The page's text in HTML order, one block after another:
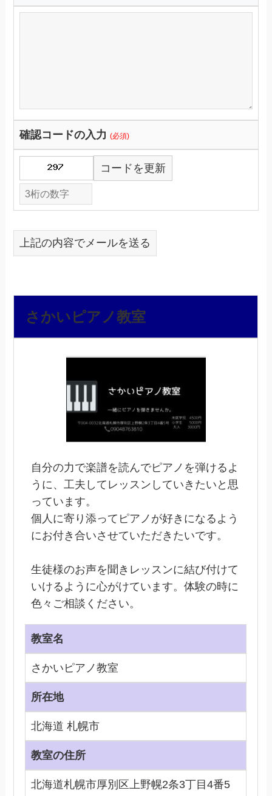
確認コードの入力(必須)
コードを更新
上記の内容でメールを送る
さかいピアノ教室
自分の力で楽譜を読んでピアノを弾けるよ
うに、工夫してレッスンしていきたいと思
っています。
個人に寄り添ってピアノが好きになるよう
にお付き合いさせていただきたいです。
生徒様のお声を聞きレッスンに結び付けて
いけるように心がけています。体験の時に
色々ご相談ください。
教室名
さかいピアノ教室
所在地
北海道 札幌市
教室の住所
北海道札幌市厚別区上野幌2条3丁目4番5